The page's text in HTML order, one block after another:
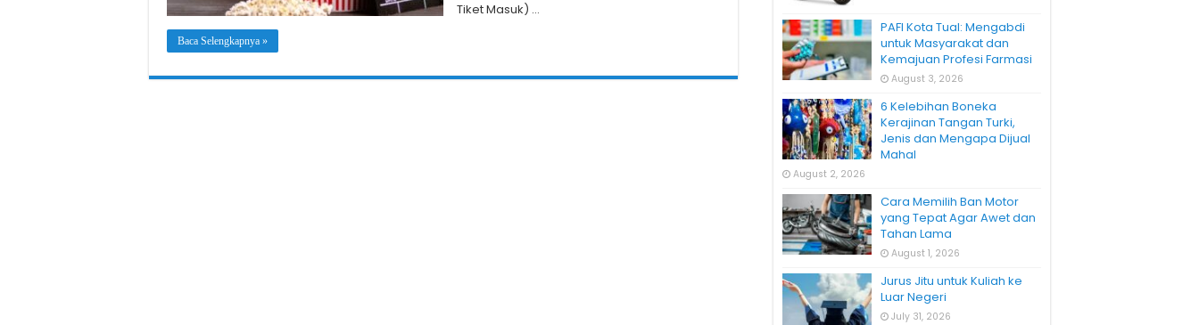
Tiket Masuk) …
Baca Selengkapnya »
PAFI Kota Tual: Mengabdi
untuk Masyarakat dan
Kemajuan Profesi Farmasi
August 3, 2026
6 Kelebihan Boneka
Kerajinan Tangan Turki,
Jenis dan Mengapa Dijual
Mahal
August 2, 2026
Cara Memilih Ban Motor
yang Tepat Agar Awet dan
Tahan Lama
August 1, 2026
Jurus Jitu untuk Kuliah ke
Luar Negeri
July 31, 2026